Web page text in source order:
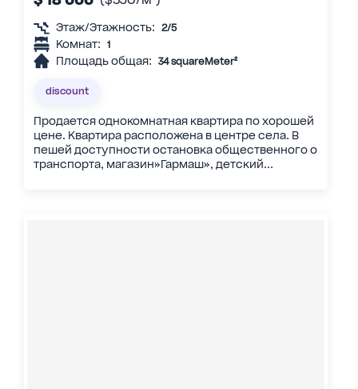
Этаж/Этажность: 2/5
Комнат: 1
Площадь общая: 34 squareMeter²
discount
Продается однокомнатная квартира по хорошей
цене. Квартира расположена в центре села. В
пешей доступности остановка общественного о
транспорта, магазин»Гармаш», детский...